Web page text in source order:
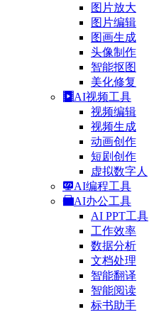
图片放大
图片编辑
图画生成
头像制作
智能抠图
美化修复
AI视频工具
视频编辑
视频生成
动画创作
短剧创作
虚拟数字人
AI编程工具
AI办公工具
AI PPT工具
工作效率
数据分析
文档处理
智能翻译
智能阅读
标书助手